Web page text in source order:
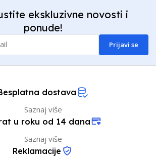
ekskluzivne novosti i
ponude!
Prijavi se
dostava
Saznaj više
u roku od 14 dana
Saznaj više
Reklamacije